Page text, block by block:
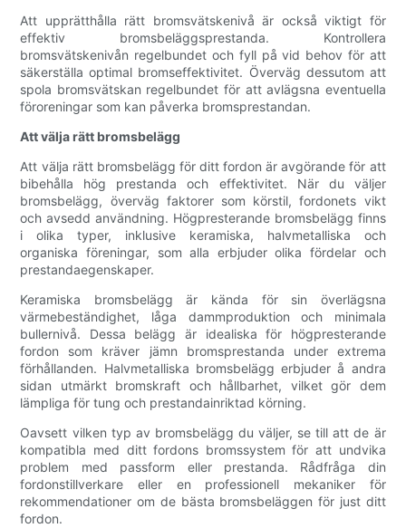
Att upprätthålla rätt bromsvätskenivå är också viktigt för
effektiv bromsbeläggsprestanda. Kontrollera
bromsvätskenivån regelbundet och fyll på vid behov för att
säkerställa optimal bromseffektivitet. Överväg dessutom att
spola bromsvätskan regelbundet för att avlägsna eventuella
föroreningar som kan påverka bromsprestandan.
Att välja rätt bromsbelägg
Att välja rätt bromsbelägg för ditt fordon är avgörande för att
bibehålla hög prestanda och effektivitet. När du väljer
bromsbelägg, överväg faktorer som körstil, fordonets vikt
och avsedd användning. Högpresterande bromsbelägg finns
i olika typer, inklusive keramiska, halvmetalliska och
organiska föreningar, som alla erbjuder olika fördelar och
prestandaegenskaper.
Keramiska bromsbelägg är kända för sin överlägsna
värmebeständighet, låga dammproduktion och minimala
bullernivå. Dessa belägg är idealiska för högpresterande
fordon som kräver jämn bromsprestanda under extrema
förhållanden. Halvmetalliska bromsbelägg erbjuder å andra
sidan utmärkt bromskraft och hållbarhet, vilket gör dem
lämpliga för tung och prestandainriktad körning.
Oavsett vilken typ av bromsbelägg du väljer, se till att de är
kompatibla med ditt fordons bromssystem för att undvika
problem med passform eller prestanda. Rådfråga din
fordonstillverkare eller en professionell mekaniker för
rekommendationer om de bästa bromsbeläggen för just ditt
fordon.